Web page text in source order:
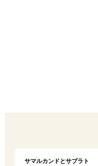
サマルカンドとサブラト